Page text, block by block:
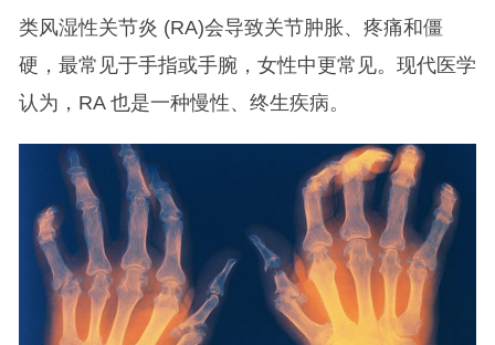
类风湿性关节炎 (RA)会导致关节肿胀、疼痛和僵
硬，最常见于手指或手腕，女性中更常见。现代医学
认为，RA 也是一种慢性、终生疾病。